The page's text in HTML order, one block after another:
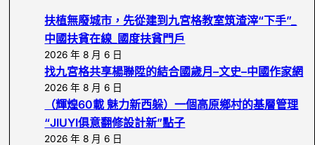
扶植無廢城市，先從建到九宮格教室筑渣滓“下手”_
中國扶貧在線_國度扶貧門戶
2026 年 8 月 6 日
找九宮格共享楊聯陞的結合國歲月–文史–中國作家網
2026 年 8 月 6 日
（輝煌60載 魅力新西躲）一個高原鄉村的基層管理
“JIUYI俱意翻修設計新”點子
2026 年 8 月 6 日